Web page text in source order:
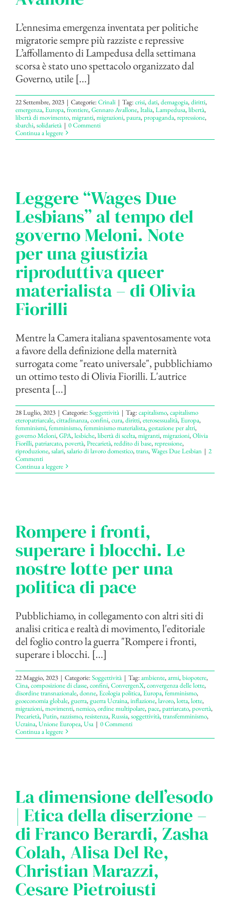
L’ennesima emergenza inventata per politiche
migratorie sempre più razziste e repressive
L’affollamento di Lampedusa della settimana
scorsa è stato uno spettacolo organizzato dal
Governo, utile [...]
22 Settembre, 2023 | Categorie:Crinali | Tag:crisi,dati,demagogia,diritti,
emergenza,Europa,frontiere,Gennaro Avallone,Italia,Lampedusa,libertà,
libertà di movimento,migranti,migrazioni,paura,propaganda,repressione,
sbarchi,solidarietà | 0 Commenti
Continua a leggere
Leggere “Wages Due
Lesbians” al tempo del
governo Meloni. Note
per una giustizia
riproduttiva queer
materialista – di Olivia
Fiorilli
Mentre la Camera italiana spaventosamente vota
a favore della definizione della maternità
surrogata come "reato universale", pubblichiamo
un ottimo testo di Olivia Fiorilli. L'autrice
presenta [...]
28 Luglio, 2023 | Categorie:Soggettività | Tag:capitalismo,capitalismo
eteropatriarcale,cittadinanza,confini,cura,diritti,eterosessualità,Europa,
femminismi,femminismo,femminismo materialista,gestazione per altri,
governo Meloni,GPA,lesbiche,libertà di scelta,migranti,migrazioni,Olivia
Fiorilli,patriarcato,povertà,Precarietà,reddito di base,repressione,
riproduzione,salari,salario di lavoro domestico,trans,Wages Due Lesbian | 2
Commenti
Continua a leggere
Rompere i fronti,
superare i blocchi. Le
nostre lotte per una
politica di pace
Pubblichiamo, in collegamento con altri siti di
analisi critica e realtà di movimento, l'editoriale
del foglio contro la guerra "Rompere i fronti,
superare i blocchi. [...]
22 Maggio, 2023 | Categorie:Soggettività | Tag:ambiente,armi,biopotere,
Cina,composizione di classe,confini,ConvergenX,convergenza delle lotte,
disordine transnazionale,donne,Ecologia politica,Europa,femminismo,
geoeconomia globale,guerra,guerra Ucraina,inflazione,lavoro,lotta,lotte,
migrazioni,movimenti,nemico,ordine multipolare,pace,patriarcato,povertà,
Precarietà,Putin,razzismo,resistenza,Russia,soggettività,transfemminismo,
Ucraina,Unione Europea,Usa | 0 Commenti
Continua a leggere
La dimensione dell’esodo
| Etica della diserzione –
di Franco Berardi, Zasha
Colah, Alisa Del Re,
Christian Marazzi,
Cesare Pietroiusti